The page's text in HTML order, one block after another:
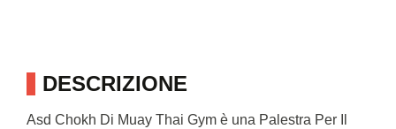
DESCRIZIONE
Asd Chokh Di Muay Thai Gym è una Palestra Per Il